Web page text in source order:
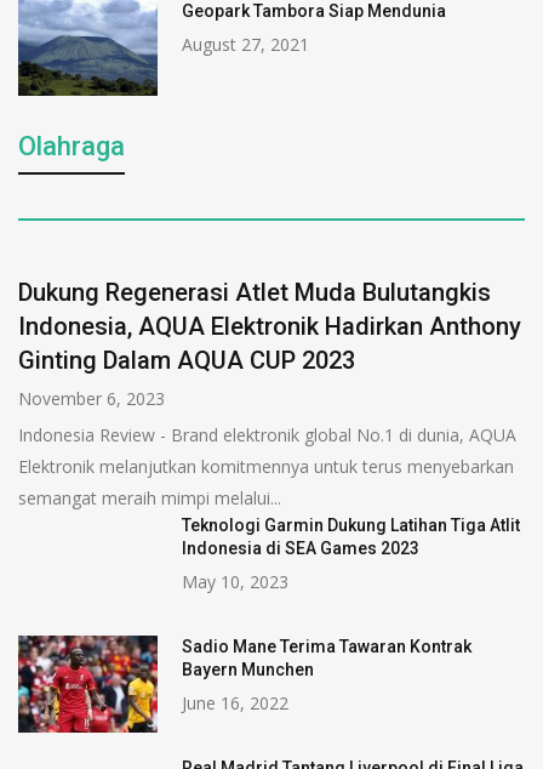
Geopark Tambora Siap Mendunia
August 27, 2021
Olahraga
Dukung Regenerasi Atlet Muda Bulutangkis
Indonesia, AQUA Elektronik Hadirkan Anthony
Ginting Dalam AQUA CUP 2023
November 6, 2023
Indonesia Review - Brand elektronik global No.1 di dunia, AQUA
Elektronik melanjutkan komitmennya untuk terus menyebarkan
semangat meraih mimpi melalui...
Teknologi Garmin Dukung Latihan Tiga Atlit
Indonesia di SEA Games 2023
May 10, 2023
Sadio Mane Terima Tawaran Kontrak
Bayern Munchen
June 16, 2022